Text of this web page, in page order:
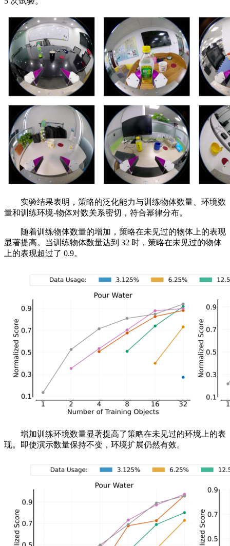
实验结果表明，策略的泛化能力与训练物体数量、环境数
量和训练环境-物体对数关系密切，符合幂律分布。
随着训练物体数量的增加，策略在未见过的物体上的表现
显著提高。当训练物体数量达到 32 时，策略在未见过的物体
上的表现超过了 0.9。
增加训练环境数量显著提高了策略在未见过的环境上的表
现。即使演示数量保持不变，环境扩展仍然有效。